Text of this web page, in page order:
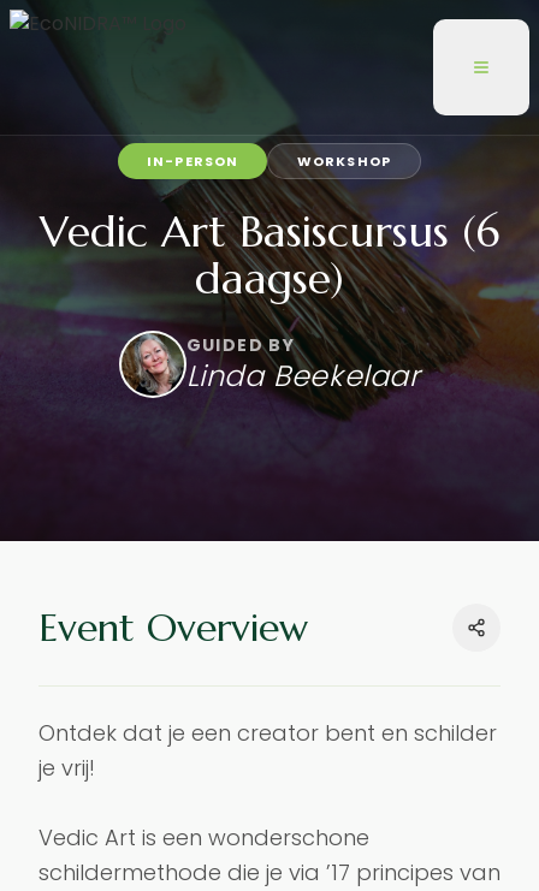
IN-PERSON WORKSHOP
Vedic Art Basiscursus (6
daagse)
GUIDED BY
Linda Beekelaar
Event Overview
Ontdek dat je een creator bent en schilder
je vrij!
Vedic Art is een wonderschone
schildermethode die je via ’17 principes van